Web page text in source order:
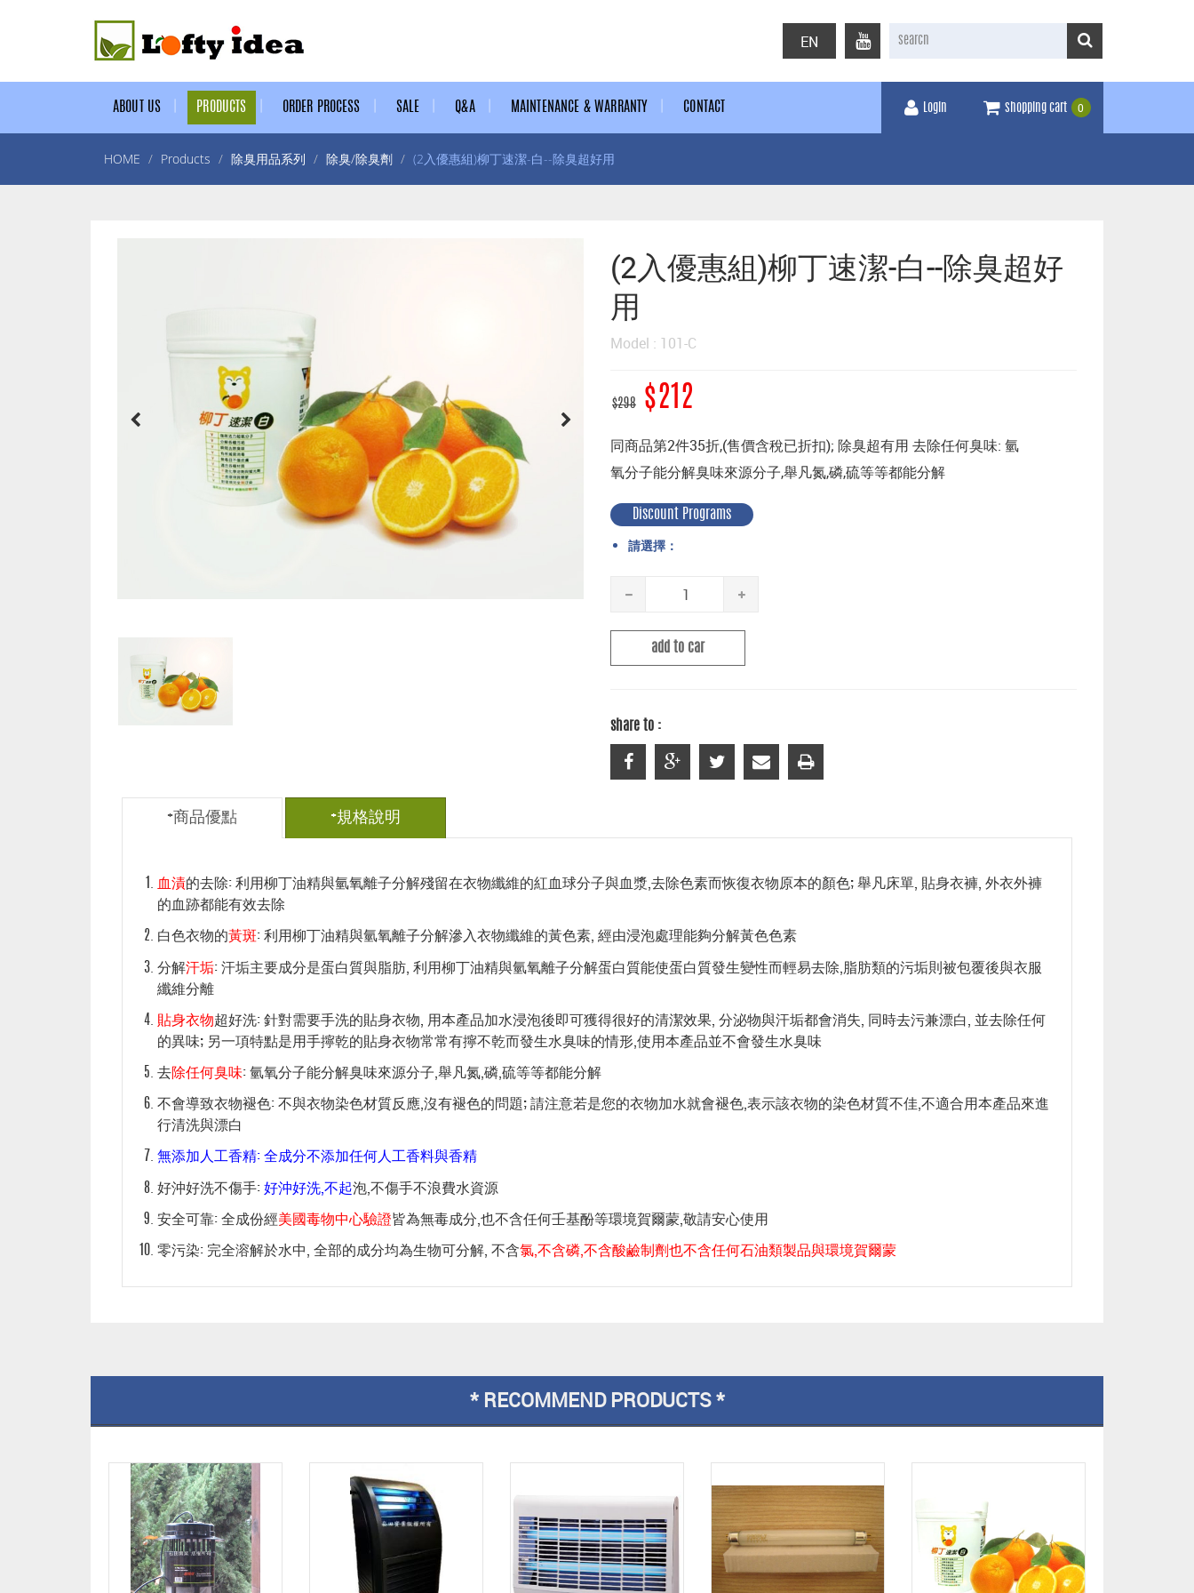
EN
ABOUT US PRODUCTS ORDER PROCESS SALE Q&A MAINTENANCE & WARRANTY CONTACT Login shopping cart 0
HOME Products 除臭用品系列 除臭/除臭劑 (2入優惠組)柳丁速潔-白--除臭超好用
(2入優惠組)柳丁速潔-白--除臭超好
用
Model : 101-C
$298 $212
同商品第2件35折,(售價含稅已折扣); 除臭超有用 去除任何臭味: 氫
氧分子能分解臭味來源分子,舉凡氮,磷,硫等等都能分解
Discount Programs
請選擇：
add to car
share to :
+商品優點 +規格說明
血漬的去除: 利用柳丁油精與氫氧離子分解殘留在衣物纖維的紅血球分子與血漿,去除色素而恢復衣物原本的顏色; 舉凡床單, 貼身衣褲, 外衣外褲
的血跡都能有效去除
白色衣物的黃斑: 利用柳丁油精與氫氧離子分解滲入衣物纖維的黃色素, 經由浸泡處理能夠分解黃色色素
分解汗垢: 汗垢主要成分是蛋白質與脂肪, 利用柳丁油精與氫氧離子分解蛋白質能使蛋白質發生變性而輕易去除,脂肪類的污垢則被包覆後與衣服
纖維分離
貼身衣物超好洗: 針對需要手洗的貼身衣物, 用本產品加水浸泡後即可獲得很好的清潔效果, 分泌物與汗垢都會消失, 同時去污兼漂白, 並去除任何
的異味; 另一項特點是用手擰乾的貼身衣物常常有擰不乾而發生水臭味的情形,使用本產品並不會發生水臭味
去除任何臭味: 氫氧分子能分解臭味來源分子,舉凡氮,磷,硫等等都能分解
不會導致衣物褪色: 不與衣物染色材質反應,沒有褪色的問題; 請注意若是您的衣物加水就會褪色,表示該衣物的染色材質不佳,不適合用本產品來進
行清洗與漂白
無添加人工香精: 全成分不添加任何人工香料與香精
好沖好洗不傷手:好沖好洗,不起泡,不傷手不浪費水資源
安全可靠: 全成份經美國毒物中心驗證皆為無毒成分,也不含任何壬基酚等環境賀爾蒙,敬請安心使用
零污染: 完全溶解於水中, 全部的成分均為生物可分解, 不含氯,不含磷,不含酸鹼制劑也不含任何石油類製品與環境賀爾蒙
* RECOMMEND PRODUCTS *